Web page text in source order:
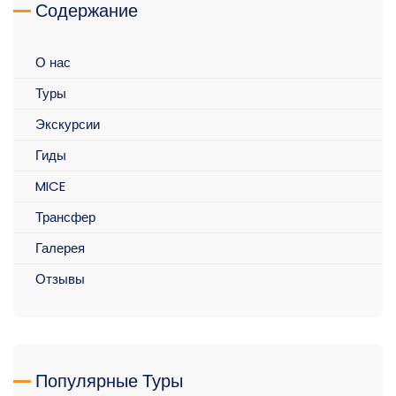
Содержание
О нас
Туры
Экскурсии
Гиды
MICE
Трансфер
Галерея
Отзывы
Популярные Туры